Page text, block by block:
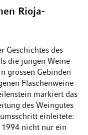
Rioja-
Geschichtes des
die jungen Weine
grossen Gebinden
Flaschenweine
markiert das
des Weingutes
einleitete:
nicht nur ein